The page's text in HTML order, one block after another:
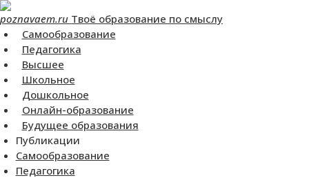
Перейти
к
контенту
poznavaem.ru Твоё образование по смыслу
Самообразование
Педагогика
Высшее
Школьное
Дошкольное
Онлайн-образование
Будущее образования
Публикации
Самообразование
Педагогика